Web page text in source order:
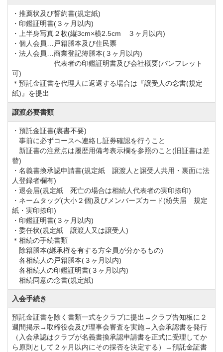
・推薦状及び誓約書(規定紙)
・印鑑証明書(３ヶ月以内)
・上半身写真２枚(縦3cm×横2.5cm ３ヶ月以内)
・個人会員…戸籍謄本及び住民票
・法人会員…商業登記簿謄本(３ヶ月以内)
代表者の印鑑証明書及び会社概要(パンフレット
可)
＊預託金証書を代理人に返還する場合は『譲受人の念書(規定
紙)』を提出
譲渡必要書類
・預託金証書(裏書不要)
事前に必ずコースへ連絡し証券確認を行うこと
新証書の注意点は履歴用備考表示欄を参照のこと(旧証書は差
替)
・名義書換承認申請書(規定紙 譲渡人と譲受人共用・裏面に法
人登録者欄有)
・退会届(規定紙 死亡の場合は相続人代表者の実印捺印)
・ネームタッグ(大小２個)及びメンバーズカード(紛失届 規定
紙・実印捺印)
・印鑑証明書(３ヶ月以内)
・委任状(規定紙 譲渡人又は譲受人)
＊相続の手続書類
除籍謄本(継承権を有する方全員が分かるもの)
各相続人の戸籍謄本(３ヶ月以内)
各相続人の印鑑証明書(３ヶ月以内)
相続同意の念書(規定紙)
入会手続き
預託金証書を除く書類一式をクラブに提出→クラブ告知板に２
週間掲示→取締役会及び理事会審査を実施→入会承認書を発行
（入会承認はクラブが名義書換承認申請書を正式に受理してか
ら原則として２ヶ月以内にその採否を決定する）→預託金証書